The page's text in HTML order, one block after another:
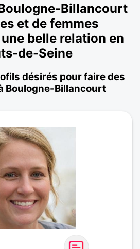
Billancourt
et de femmes
belle relation en
de-Seine
désirés pour faire des
Boulogne-Billancourt